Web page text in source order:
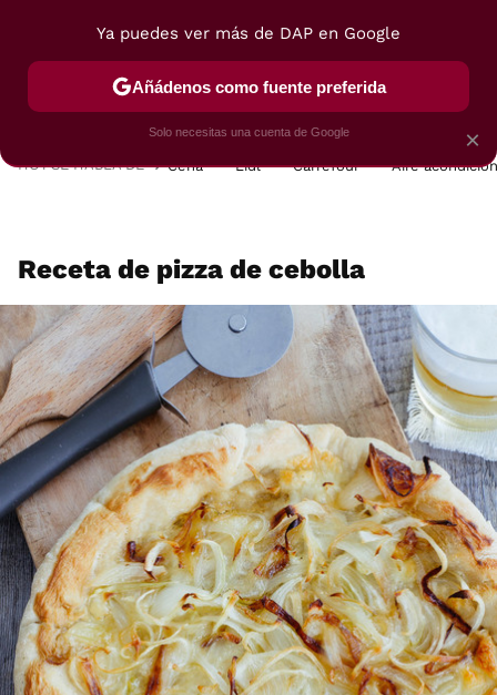
POSTRES VIAJES SELECCIÓN VEGUI
HOY SE HABLA DE Cena Lidl Carrefour Aire
Receta de pizza de cebolla
×
Ya puedes ver más de DAP en Google
Añádenos como fuente preferida
Solo necesitas una cuenta de Google